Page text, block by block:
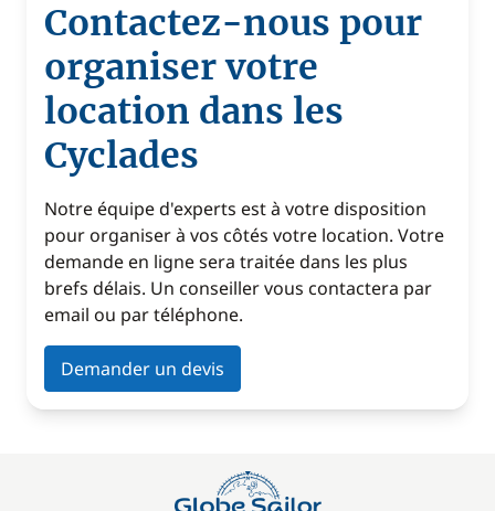
Contactez-nous pour
organiser votre
location dans les
Cyclades
Notre équipe d'experts est à votre disposition
pour organiser à vos côtés votre location. Votre
demande en ligne sera traitée dans les plus
brefs délais. Un conseiller vous contactera par
email ou par téléphone.
Demander un devis